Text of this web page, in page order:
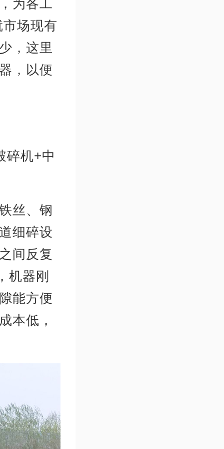
为各工
场现有
，这里
，以便
碎机+中
丝、钢
细碎设
间反复
机器刚
能方便
本低，